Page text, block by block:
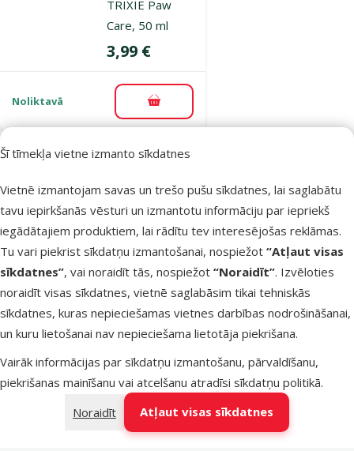
Šī tīmekļa vietne izmanto sīkdatnes
Vietnē izmantojam savas un trešo pušu sīkdatnes, lai saglabātu
tavu iepirkšanās vēsturi un izmantotu informāciju par iepriekš
iegādātajiem produktiem, lai rādītu tev interesējošas reklāmas.
Tu vari piekrist sīkdatņu izmantošanai, nospiežot “Atļaut visas
sīkdatnes”, vai noraidīt tās, nospiežot “Noraidīt”. Izvēloties
noraidīt visas sīkdatnes, vietnē saglabāsim tikai tehniskās
sīkdatnes, kuras nepieciešamas vietnes darbības nodrošināšanai,
un kuru lietošanai nav nepieciešama lietotāja piekrišana.
Vairāk informācijas par sīkdatņu izmantošanu, pārvaldīšanu,
piekrišanas mainīšanu vai atcelšanu atradīsi sīkdatņu politikā.
Noraidīt
Atļaut visas sīkdatnes
TRIXIE Paw
Care, 50 ml
Cena
3,99 €
Noliktavā Pievienot grozam
kopšanai –
Care Spray, 50
Cena
3,99 €
Noliktavā Pievienot grozam
Šķēres nagiem
Atsauksmes 0%